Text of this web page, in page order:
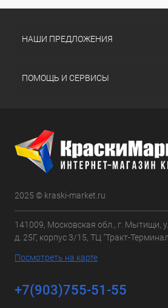
НАШИ ПРЕДЛОЖЕНИЯ
ПОМОЩЬ И СЕРВИСЫ
2025 © kraski-market.ru
141009, Московская обл., г. Мытищи,
д. 25Г, корпус 3/15, ТЦ "Тракт-
Посмотреть на карте
+7(903)755-51-55